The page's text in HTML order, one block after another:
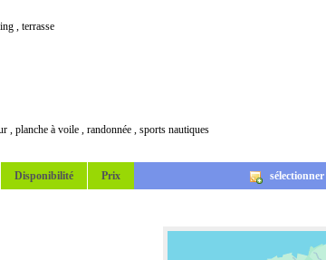
, terrasse
, planche à voile , randonnée , sports nautiques
Disponibilité Prix sélectionner